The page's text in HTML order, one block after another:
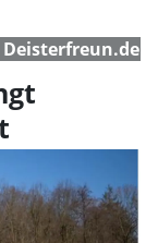
Deisterfreun.de